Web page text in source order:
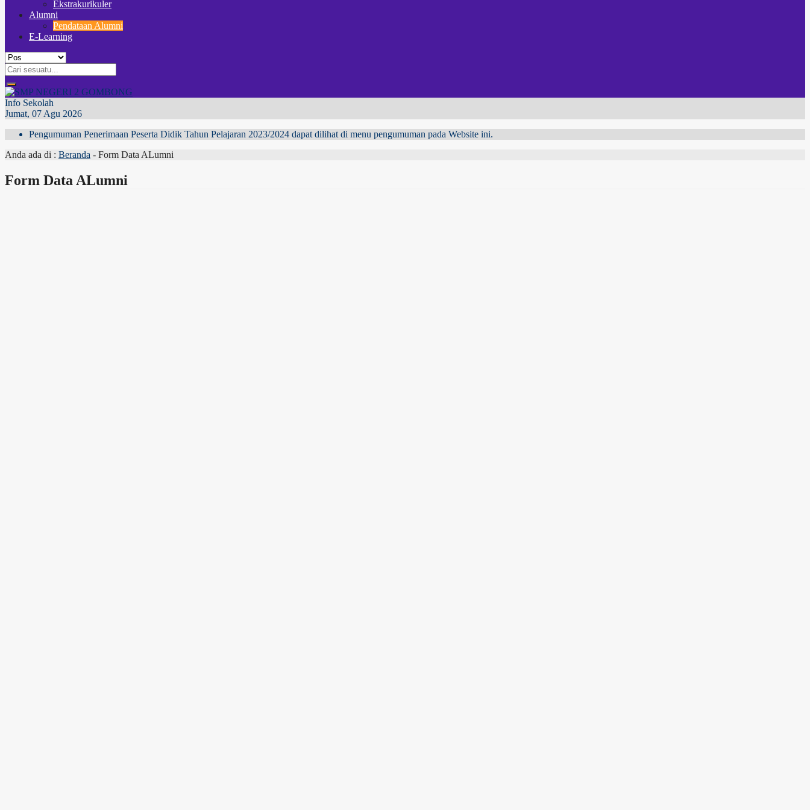
Ekstrakurikuler
Alumni
Pendataan Alumni
E-Learning
Info Sekolah
Jumat, 07 Agu 2026
Pengumuman Penerimaan Peserta Didik Tahun Pelajaran 2023/2024 dapat dilihat di menu pengumuman pada Website ini.
Anda ada di : Beranda - Form Data ALumni
Form Data ALumni